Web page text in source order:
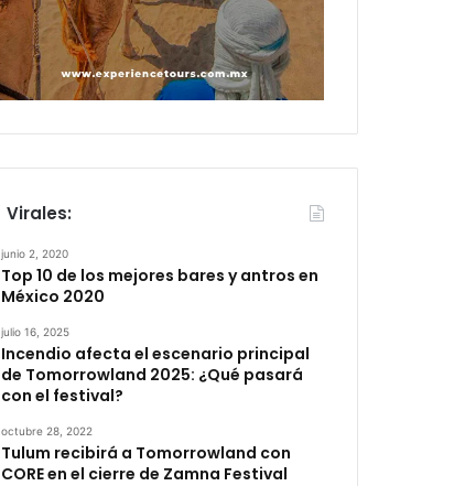
Virales:
junio 2, 2020
Top 10 de los mejores bares y antros en
México 2020
julio 16, 2025
Incendio afecta el escenario principal
de Tomorrowland 2025: ¿Qué pasará
con el festival?
octubre 28, 2022
Tulum recibirá a Tomorrowland con
CORE en el cierre de Zamna Festival